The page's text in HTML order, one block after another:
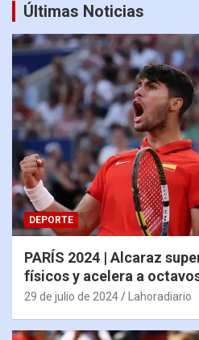
Últimas Noticias
DEPORTE
PARÍS 2024 | Alcaraz
físicos y acelera a
29 de julio de 2024 Lahoradiario